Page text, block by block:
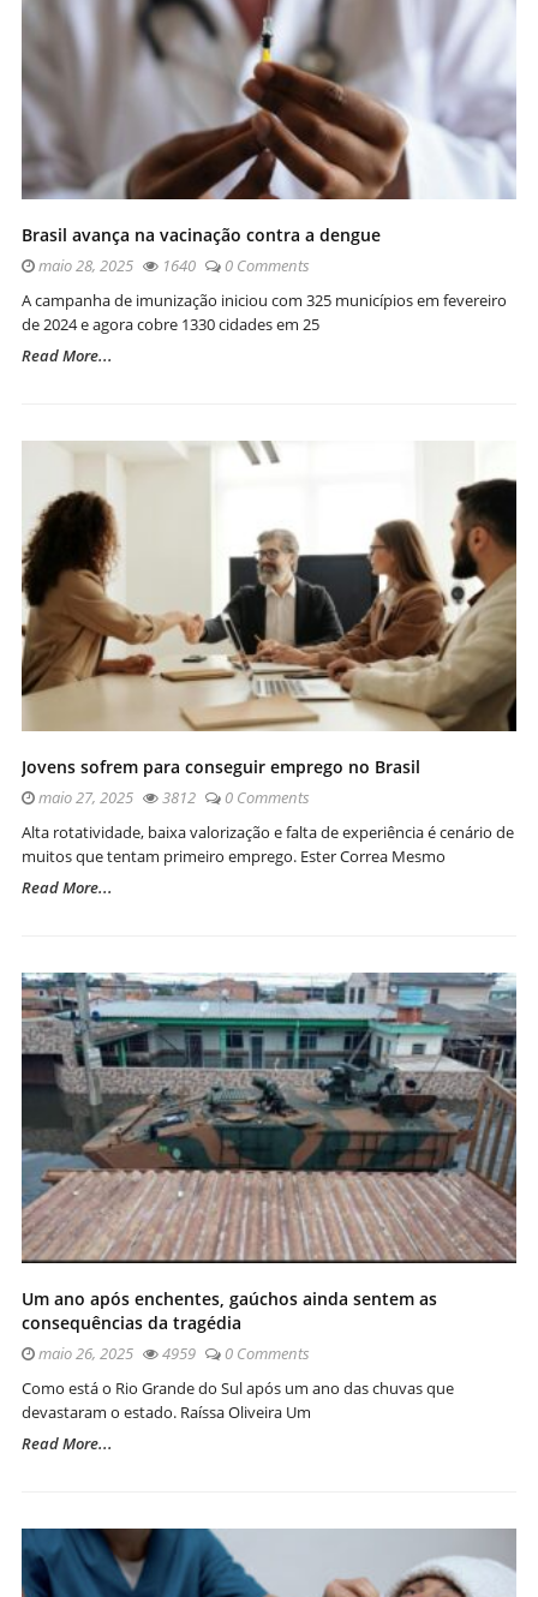
Brasil avança na vacinação contra a dengue
maio 28, 2025 1640
0 Comments
A campanha de imunização iniciou com 325 municípios em fevereiro
de 2024 e agora cobre 1330 cidades em 25
Read More...
Jovens sofrem para conseguir emprego no Brasil
maio 27, 2025 3812
0 Comments
Alta rotatividade, baixa valorização e falta de experiência é cenário de
muitos que tentam primeiro emprego. Ester Correa Mesmo
Read More...
Um ano após enchentes, gaúchos ainda sentem as
consequências da tragédia
maio 26, 2025 4959
0 Comments
Como está o Rio Grande do Sul após um ano das chuvas que
devastaram o estado. Raíssa Oliveira Um
Read More...